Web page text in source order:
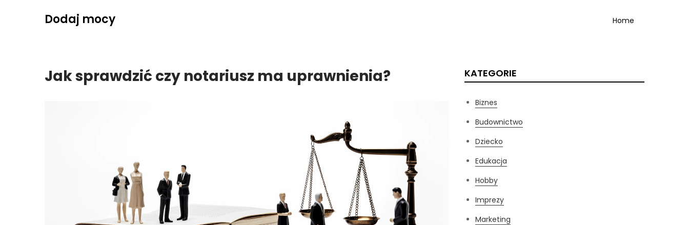
Dodaj mocy Home
Jak sprawdzić czy notariusz ma uprawnienia? KATEGORIE
Biznes
Budownictwo
Dziecko
Edukacja
Hobby
Imprezy
Marketing